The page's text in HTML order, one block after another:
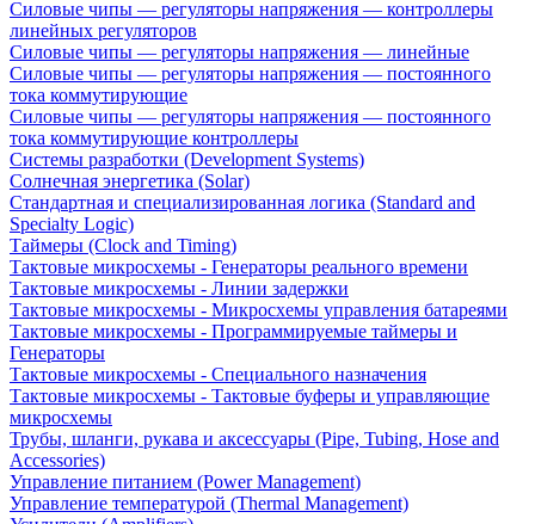
Силовые чипы — регуляторы напряжения — контроллеры
линейных регуляторов
Силовые чипы — регуляторы напряжения — линейные
Силовые чипы — регуляторы напряжения — постоянного
тока коммутирующие
Силовые чипы — регуляторы напряжения — постоянного
тока коммутирующие контроллеры
Системы разработки (Development Systems)
Солнечная энергетика (Solar)
Стандартная и специализированная логика (Standard and
Specialty Logic)
Таймеры (Clock and Timing)
Тактовые микросхемы - Генераторы реального времени
Тактовые микросхемы - Линии задержки
Тактовые микросхемы - Микросхемы управления батареями
Тактовые микросхемы - Программируемые таймеры и
Генераторы
Тактовые микросхемы - Специального назначения
Тактовые микросхемы - Тактовые буферы и управляющие
микросхемы
Трубы, шланги, рукава и аксессуары (Pipe, Tubing, Hose and
Accessories)
Управление питанием (Power Management)
Управление температурой (Thermal Management)